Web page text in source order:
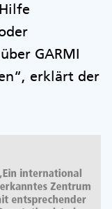
GARMI
erklärt der